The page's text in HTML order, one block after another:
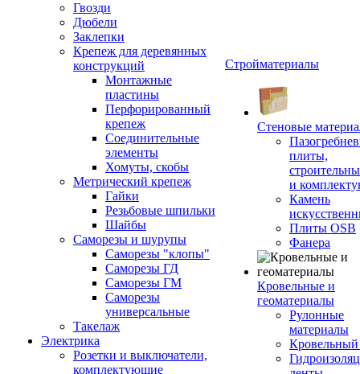
Гвозди
Дюбели
Заклепки
Крепеж для деревянных
конструкций
Монтажные
пластины
Перфорированный
крепеж
Соединительные
элементы
Хомуты, скобы
Метрический крепеж
Гайки
Резьбовые шпильки
Шайбы
Саморезы и шурупы
Саморезы "клопы"
Саморезы ГД
Саморезы ГМ
Саморезы
универсальные
Такелаж
Электрика
Розетки и выключатели,
комплектующие
Стройматериалы
Стеновые
плиты,
и
Камень
Плиты OSB
Фанера
Кровельные и
геоматериалы
Рулонные
материалы